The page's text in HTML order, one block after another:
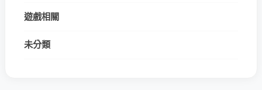
遊戲相關
未分類